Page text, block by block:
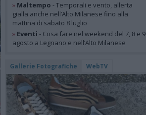
» Maltempo - Temporali e vento, allerta
gialla anche nell’Alto Milanese fino alla
mattina di sabato 8 luglio
» Eventi - Cosa fare nel weekend del 7, 8 e 9
agosto a Legnano e nell’Alto Milanese
Gallerie Fotografiche WebTV